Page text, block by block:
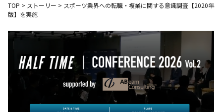
TOP > ストーリー > スポーツ業界への転職・複業に関する意識調査【2020年
版】を実施